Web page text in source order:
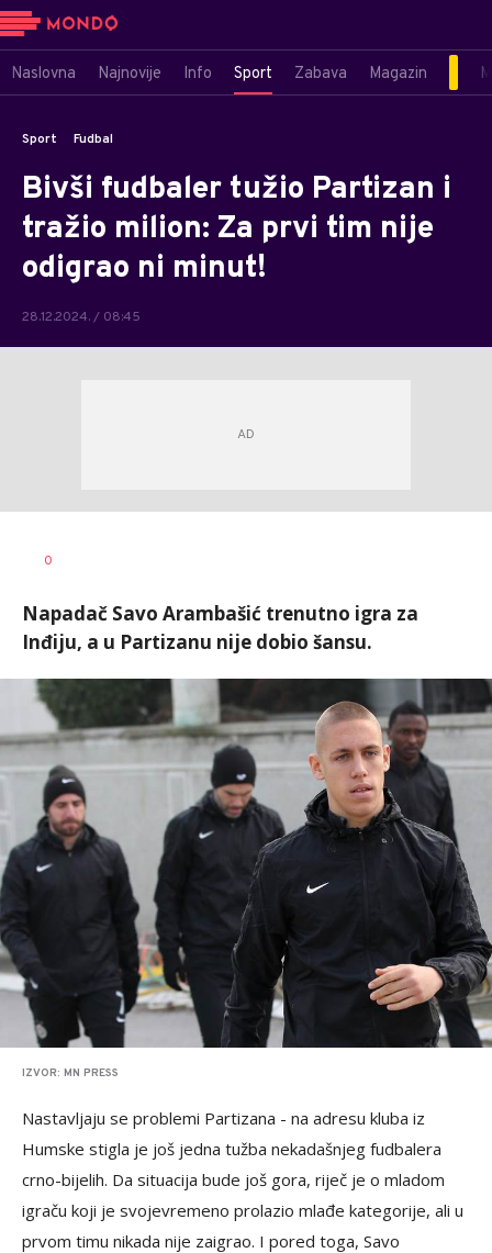
Naslovna Najnovije Info Sport Zabava Magazin
Sport Fudbal
Bivši fudbaler tužio Partizan i
tražio milion: Za prvi tim nije
odigrao ni minut!
28.12.2024. / 08:45
AUTOR
0
Napadač Savo Arambašić trenutno igra za
Inđiju, a u Partizanu nije dobio šansu.
IZVOR: MN PRESS
Nastavljaju se problemi Partizana - na adresu kluba iz
Humske stigla je još jedna tužba nekadašnjeg fudbalera
crno-bijelih. Da situacija bude još gora, riječ je o mladom
igraču koji je svojevremeno prolazio mlađe kategorije, ali u
prvom timu nikada nije zaigrao. I pored toga, Savo